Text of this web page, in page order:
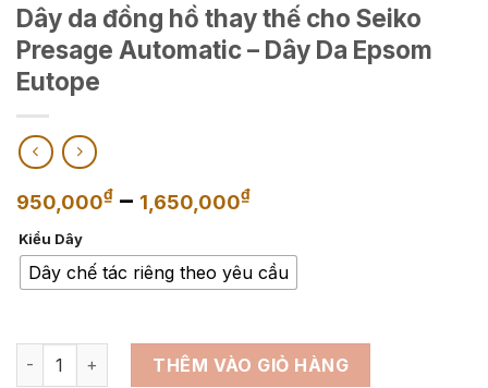
Dây da đồng hồ thay thế cho Seiko
Presage Automatic – Dây Da Epsom
Eutope
950,000₫ – 1,650,000₫Khoảng
từ
950,000₫
Kiểu Dây
Dây chế tác riêng theo yêu cầu
Dây da đồng hồ thay thế cho Seiko Presage Automatic -
THÊM VÀO GIỎ HÀNG